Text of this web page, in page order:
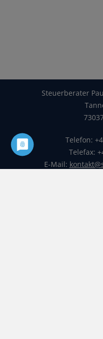
Steuerberater
Telefon:
Telefax:
E-Mail: